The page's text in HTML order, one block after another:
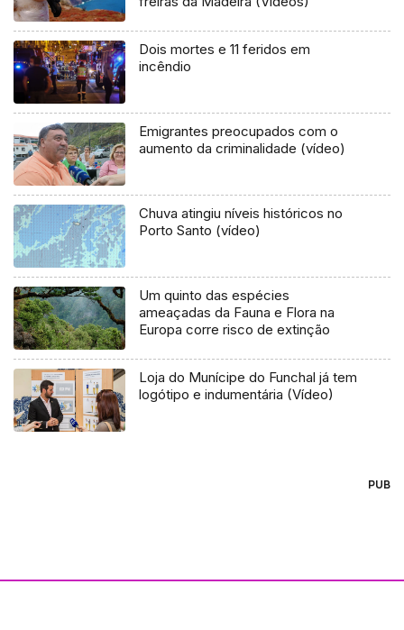
Dois mortes e 11 feridos em
incêndio
Emigrantes preocupados com o
aumento da criminalidade (vídeo)
Chuva atingiu níveis históricos no
Porto Santo (vídeo)
Um quinto das espécies
ameaçadas da Fauna e Flora na
Europa corre risco de extinção
Loja do Munícipe do Funchal já tem
logótipo e indumentária (Vídeo)
PUB